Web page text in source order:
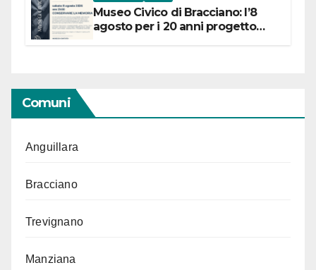
Museo Civico di Bracciano: l’8
agosto per i 20 anni progetto
Comuni
Anguillara
Bracciano
Trevignano
Manziana